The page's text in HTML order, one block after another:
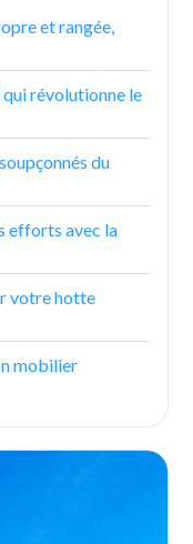
et rangée,
révolutionne le
du
efforts avec la
votre hotte
mobilier